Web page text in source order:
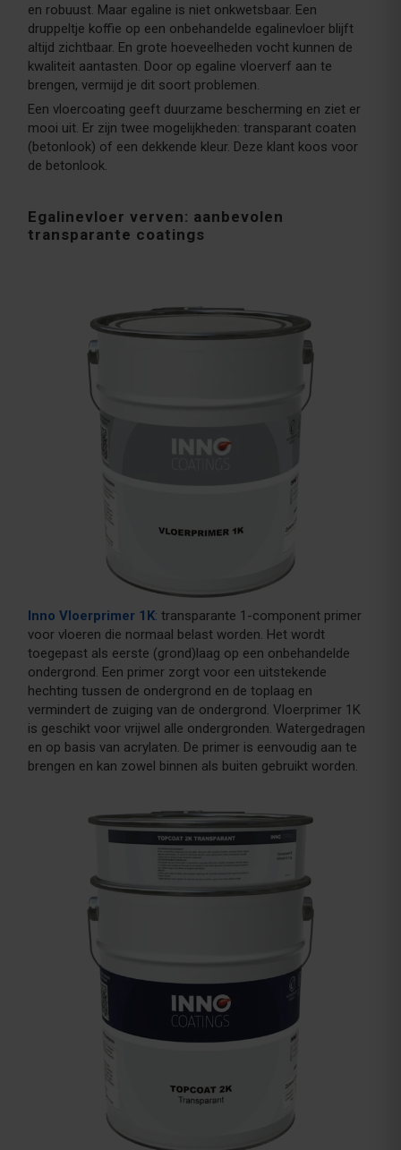
en robuust. Maar egaline is niet onkwetsbaar. Een
druppeltje koffie op een onbehandelde egalinevloer blijft
altijd zichtbaar. En grote hoeveelheden vocht kunnen de
kwaliteit aantasten. Door op egaline vloerverf aan te
brengen, vermijd je dit soort problemen.
Een vloercoating geeft duurzame bescherming en ziet er
mooi uit. Er zijn twee mogelijkheden: transparant coaten
(betonlook) of een dekkende kleur. Deze klant koos voor
de betonlook.
Egalinevloer verven: aanbevolen
transparante coatings
Inno Vloerprimer 1K: transparante 1-component primer
voor vloeren die normaal belast worden. Het wordt
toegepast als eerste (grond)laag op een onbehandelde
ondergrond. Een primer zorgt voor een uitstekende
hechting tussen de ondergrond en de toplaag en
vermindert de zuiging van de ondergrond. Vloerprimer 1K
is geschikt voor vrijwel alle ondergronden. Watergedragen
en op basis van acrylaten. De primer is eenvoudig aan te
brengen en kan zowel binnen als buiten gebruikt worden.